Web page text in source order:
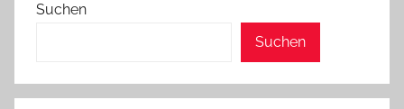
Suchen
Suchen